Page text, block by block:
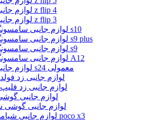
لوازم جانبی z flip 4
لوازم جانبی z flip 3
لوازم جانبی سامسونگ s10
لوازم جانبی سامسونگ s9 plus
لوازم جانبی سامسونگ s9
لوازم جانبی سامسونگ A12
لوازم جانبی s24 معمولی
لوازم جانبی زد فولد 7
لوازم جانبی زد فلیپ 7
لوازم جانبی
لوازم جانبی گوشی
لوازم جانبی شیامی poco x3